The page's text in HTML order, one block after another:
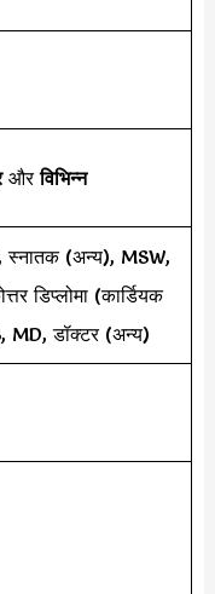
औरविभिन्न
स्नातक (अन्य), MSW,
डिप्लोमा (कार्डियक
MD, डॉक्टर (अन्य)